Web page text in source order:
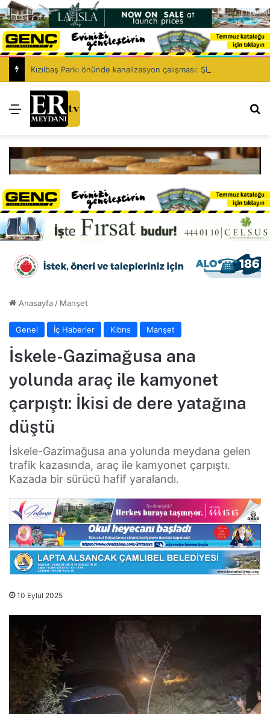
Menü
Anasayfa / Manşet
Genel İç Haberler Kıbrıs Manşet
İskele-Gazimağusa ana
yolunda araç ile kamyonet
çarpıştı: İkisi de dere yatağına
düştü
İskele-Gazimağusa ana yolunda meydana gelen
trafik kazasında, araç ile kamyonet çarpıştı.
Kazada bir sürücü hafif yaralandı.
10 Eylül 2025